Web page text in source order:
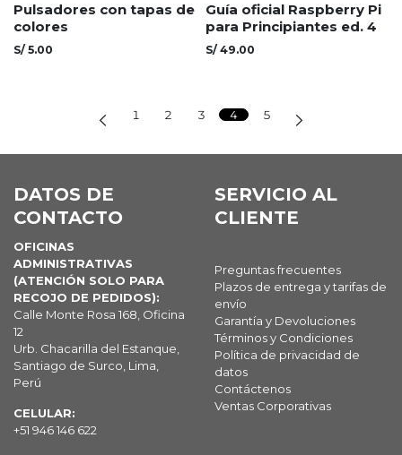
Pulsadores con tapas de
colores
S/ 5.00
Guía oficial Raspberry Pi
para Principiantes ed. 4
S/ 49.00
1 2 3 4 5
DATOS DE
CONTACTO
OFICINAS
ADMINISTRATIVAS
(ATENCIÓN SOLO PARA
RECOJO DE PEDIDOS):
Calle Monte Rosa 168, Oficina
12
Urb. Chacarilla del Estanque,
Santiago de Surco, Lima,
Perú
CELULAR:
+51 946 146 622
SERVICIO AL
CLIENTE
Preguntas frecuentes
Plazos de entrega y tarifas de
envío
Garantía y Devoluciones
Términos y Condiciones
Política de privacidad de
datos
Contáctenos
Ventas Corporativas